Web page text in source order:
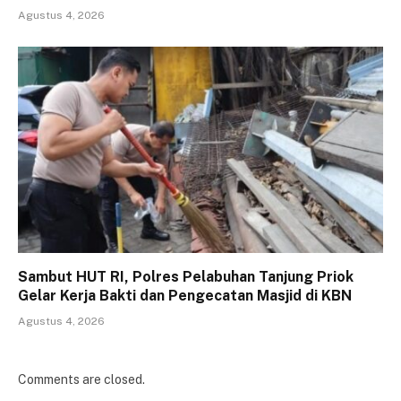
Agustus 4, 2026
Sambut HUT RI, Polres Pelabuhan Tanjung Priok
Gelar Kerja Bakti dan Pengecatan Masjid di KBN
Agustus 4, 2026
Comments are closed.